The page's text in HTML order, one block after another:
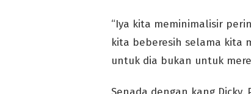
“Iya kita meminimalisir
kita beberesih selama kita
untuk dia bukan untuk